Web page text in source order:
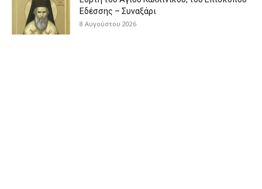
Εδέσσης – Συναξάρι
8 Αυγούστου 2026